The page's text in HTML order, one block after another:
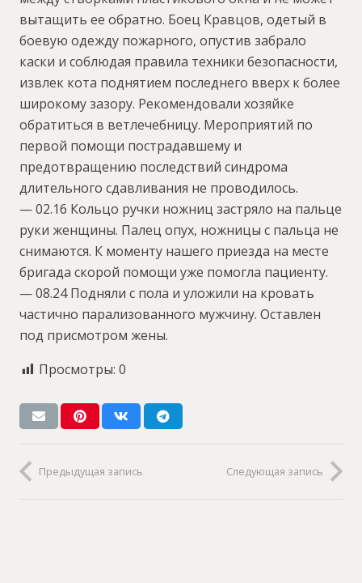
вытащить ее обратно. Боец Кравцов, одетый в
боевую одежду пожарного, опустив забрало
каски и соблюдая правила техники безопасности,
извлек кота поднятием последнего вверх к более
широкому зазору. Рекомендовали хозяйке
обратиться в ветлечебницу. Мероприятий по
первой помощи пострадавшему и
предотвращению последствий синдрома
длительного сдавливания не проводилось.
— 02.16 Кольцо ручки ножниц застряло на пальце
руки женщины. Палец опух, ножницы с пальца не
снимаются. К моменту нашего приезда на месте
бригада скорой помощи уже помогла пациенту.
— 08.24 Подняли с пола и уложили на кровать
частично парализованного мужчину. Оставлен
под присмотром жены.
Просмотры: 0
Предыдущая запись Следующая запись